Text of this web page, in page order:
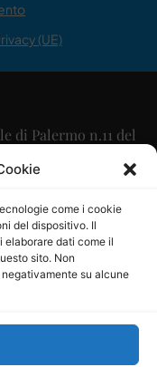
come i cookie
del dispositivo. Il
elaborare dati come il
sito. Non
su alcune
(UE)
di Palermo n.11 del
Scaglione
Calabrese